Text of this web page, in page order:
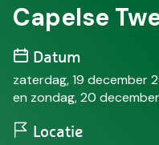
Capelse
Datum
zaterdag, 19 december
en zondag, 20
Locatie